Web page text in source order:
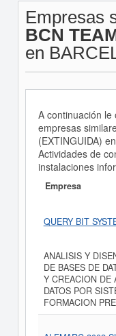
Empresas
BCN
en
A continuación le
empresas
(EXTINGUIDA)
Actividades de
instalaciones
Empresa
QUERY BIT
ANALISIS Y
DE BASES DE
Y CREACION DE
DATOS POR
FORMACION